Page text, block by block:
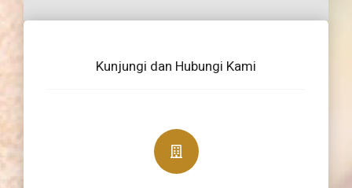
Kunjungi dan Hubungi Kami